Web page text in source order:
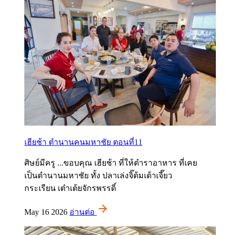
เฮียช้า ตำนานคนมหาชัย ตอนที่11
ศิษย์มีครู ...ขอบคุณ เฮียช้า ที่ให้ตำราอาหาร ที่เคย
เป็นตำนานมหาชัย ทั้ง ปลาเล่งจิ๊ต้มเต้าเจี๊ยว
กระเรียน เต๋าเต้ยจักรพรรดิ์
May 16 2026 อ่านต่อ